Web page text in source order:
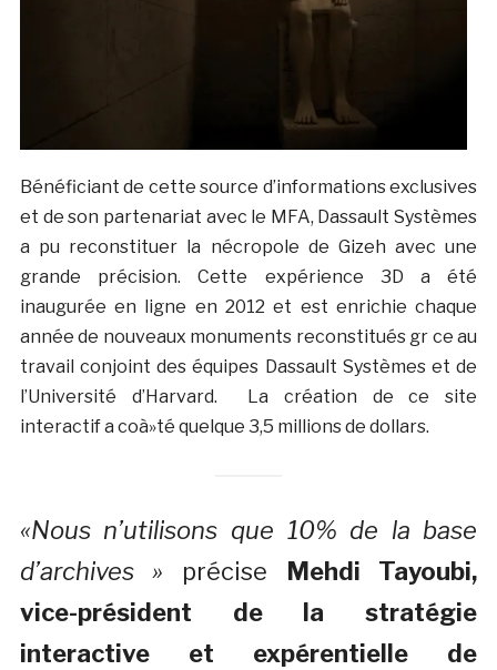
Bénéficiant de cette source d’informations exclusives
et de son partenariat avec le MFA, Dassault Systèmes
a pu reconstituer la nécropole de Gizeh avec une
grande précision. Cette expérience 3D a été
inaugurée en ligne en 2012 et est enrichie chaque
année de nouveaux monuments reconstitués gr ce au
travail conjoint des équipes Dassault Systèmes et de
l’Université d’Harvard. La création de ce site
interactif a coà»té quelque 3,5 millions de dollars.
«Nous n’utilisons que 10% de la base
d’archives » précise
Mehdi Tayoubi,
vice-président de la stratégie
interactive et expérentielle de